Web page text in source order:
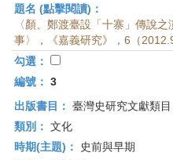
題名 (點擊閱讀)：
〈顏、鄭渡臺設「十寨」傳說
事〉，《嘉義研究》，6（
勾選：
編號： 3
出版書目： 臺灣史研究文獻類
類別： 文化
時期(主題)：
史前與早期